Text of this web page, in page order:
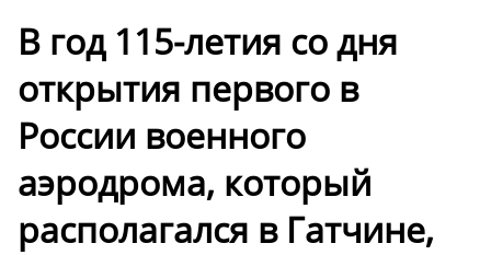
В год 115-летия со дня
открытия первого в
России военного
аэродрома, который
располагался в Гатчине,